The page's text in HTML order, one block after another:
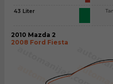
43 Liter
2010 Mazda 2
2008 Ford Fiesta